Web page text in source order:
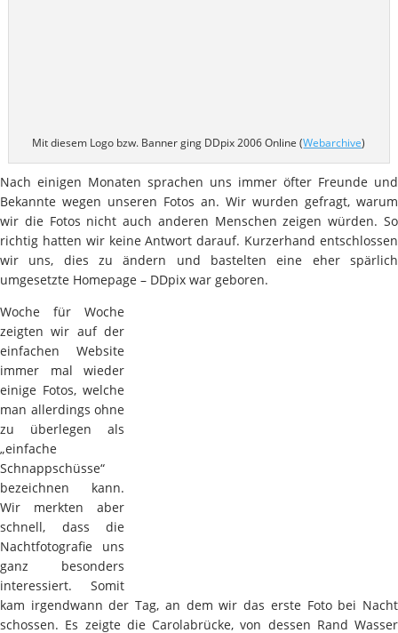
Mit diesem Logo bzw. Banner ging DDpix 2006 Online (Webarchive)
Nach einigen Monaten sprachen uns immer öfter Freunde und
Bekannte wegen unseren Fotos an. Wir wurden gefragt, warum
wir die Fotos nicht auch anderen Menschen zeigen würden. So
richtig hatten wir keine Antwort darauf. Kurzerhand entschlossen
wir uns, dies zu ändern und bastelten eine eher spärlich
umgesetzte Homepage – DDpix war geboren.
Woche für Woche
zeigten wir auf der
einfachen Website
immer mal wieder
einige Fotos, welche
man allerdings ohne
zu überlegen als
„einfache
Schnappschüsse“
bezeichnen kann.
Wir merkten aber
schnell, dass die
Nachtfotografie uns
ganz besonders
interessiert. Somit
kam irgendwann der Tag, an dem wir das erste Foto bei Nacht
schossen. Es zeigte die Carolabrücke, von dessen Rand Wasser